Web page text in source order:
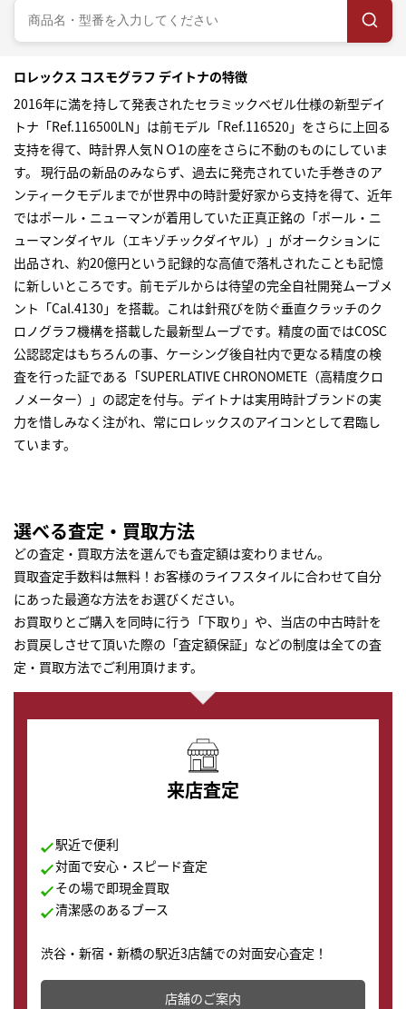
ロレックス コスモグラフ デイトナの特徴
2016年に満を持して発表されたセラミックベゼル仕様の新型デイ
トナ「Ref.116500LN」は前モデル「Ref.116520」をさらに上回る
支持を得て、時計界人気ＮＯ1の座をさらに不動のものにしていま
す。 現行品の新品のみならず、過去に発売されていた手巻きのア
ンティークモデルまでが世界中の時計愛好家から支持を得て、近年
ではポール・ニューマンが着用していた正真正銘の「ポール・ニ
ューマンダイヤル（エキゾチックダイヤル）」がオークションに
出品され、約20億円という記録的な高値で落札されたことも記憶
に新しいところです。前モデルからは待望の完全自社開発ムーブメ
ント「Cal.4130」を搭載。これは針飛びを防ぐ垂直クラッチのク
ロノグラフ機構を搭載した最新型ムーブです。精度の面ではCOSC
公認認定はもちろんの事、ケーシング後自社内で更なる精度の検
査を行った証である「SUPERLATIVE CHRONOMETE（高精度クロ
ノメーター）」の認定を付与。デイトナは実用時計ブランドの実
力を惜しみなく注がれ、常にロレックスのアイコンとして君臨し
ています。
選べる査定・買取方法
どの査定・買取方法を選んでも査定額は変わりません。
買取査定手数料は無料！お客様のライフスタイルに合わせて自分
にあった最適な方法をお選びください。
お買取りとご購入を同時に行う「下取り」や、当店の中古時計を
お買戻しさせて頂いた際の「査定額保証」などの制度は全ての査
定・買取方法でご利用頂けます。
来店査定
駅近で便利
対面で安心・スピード査定
その場で即現金買取
清潔感のあるブース
渋谷・新宿・新橋の駅近3店舗での対面安心査定！
その場で現金買取致します。渋谷本店では、時計販売の
店舗を併設しており、下取りに出してお得に新しい時計
店舗のご案内